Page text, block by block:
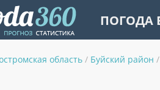
ПОГОДА
область / Буйский район /